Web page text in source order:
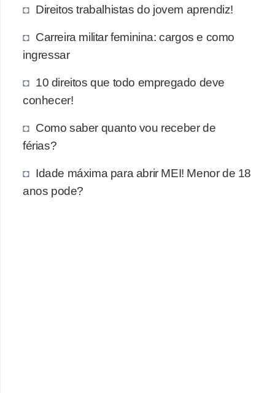
Direitos trabalhistas do jovem aprendiz!
Carreira militar feminina: cargos e como
ingressar
10 direitos que todo empregado deve
conhecer!
Como saber quanto vou receber de
férias?
Idade máxima para abrir MEI! Menor de 18
anos pode?